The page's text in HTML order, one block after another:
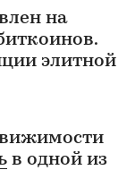
на
элитной
в одной из